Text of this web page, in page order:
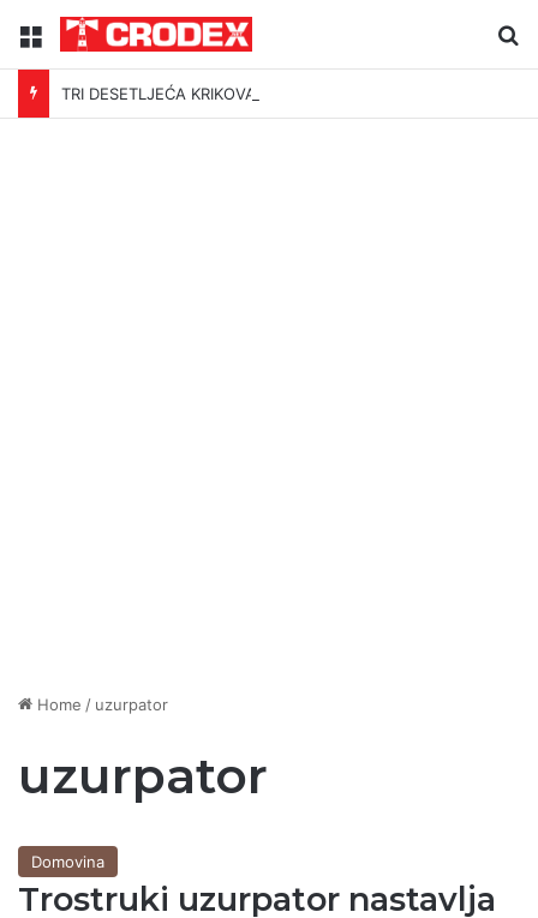
Menu
TRI DESETLJEĆA KRIKOVA OČAJNIKA
Home / uzurpator
uzurpator
Domovina
Trostruki uzurpator nastavlja